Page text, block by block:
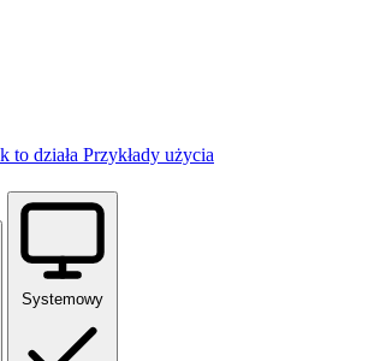
to działa Przykłady użycia
Systemowy